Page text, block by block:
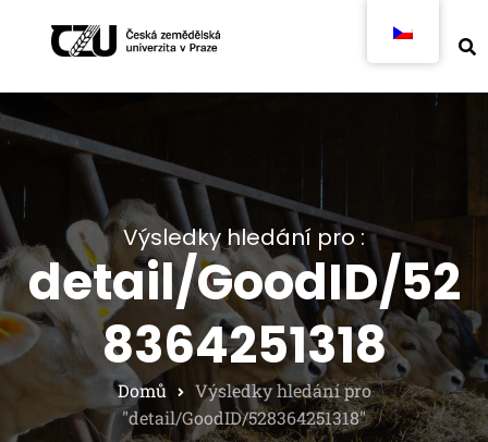
Výsledky hledání pro :
detail/GoodID/52
8364251318
Domů
Výsledky hledání pro
"detail/GoodID/528364251318"